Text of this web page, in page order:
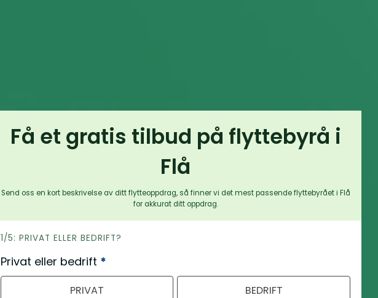
Få et gratis tilbud på flyttebyrå i
Flå
Send oss en kort beskrivelse av ditt flytteoppdrag, så finner vi det mest passende flyttebyrået i Flå
for akkurat ditt oppdrag.
h
e
r
1/5: PRIVAT ELLER BEDRIFT?
Privat eller bedrift *
PRIVAT BEDRIFT